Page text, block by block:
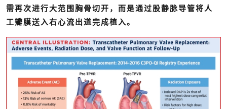
需再次进行大范围胸骨切开，而是通过股静脉导管将人
工瓣膜送入右心流出道完成植入。